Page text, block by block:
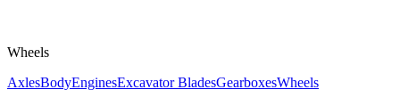
Wheels
AxlesBodyEnginesExcavator BladesGearboxesWheels